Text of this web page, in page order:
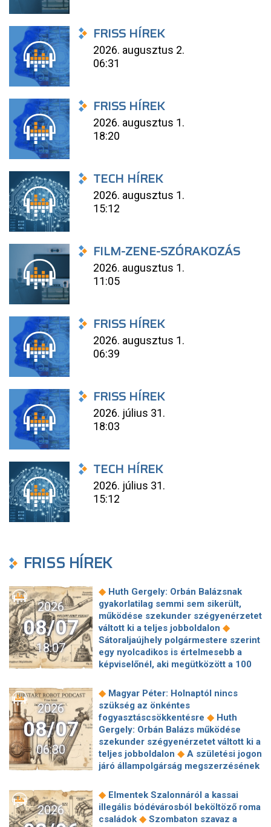
FRISS HÍREK
2026. augusztus 2.
06:31
FRISS HÍREK
2026. augusztus 1.
18:20
TECH HÍREK
2026. augusztus 1.
15:12
FILM-ZENE-SZÓRAKOZÁS
2026. augusztus 1.
11:05
FRISS HÍREK
2026. augusztus 1.
06:39
FRISS HÍREK
2026. július 31.
18:03
TECH HÍREK
2026. július 31.
15:12
FRISS HÍREK
2026
08/07
18:07
◆ Huth Gergely: Orbán Balázsnak
gyakorlatilag semmi sem sikerült,
működése szekunder szégyenérzetet
váltott ki a teljes jobboldalon ◆
Sátoraljaújhely polgármestere szerint
egy nyolcadikos is értelmesebb a
képviselőnél, aki megütközött a 100
hírszerzés szerint Putyin pár éven
belül megtámadhat egy NATO-
tagállamot ◆ Vitézy Dávid
elmagyarázta, miért Mészárosék
cége nyerte a közbeszerzést
sínhegesztésre◆ Nagy cégek
segítségét kéri Szolnok
polgármestere a 400 kirúgott
mozgolódás a Legfőbb Ügyészségen,
többen kerülnek új pozícióba◆Tarr
Zoltán: Zajlik a közmédia átvilágítása
2026
08/07
06:30
◆ Magyar Péter: Holnaptól nincs
szükség az önkéntes
fogyasztáscsökkentésre ◆ Huth
Gergely: Orbán Balázs működése
szekunder szégyenérzetet váltott ki a
teljes jobboldalon ◆ A születési jogon
járó állampolgárság megszerzésének
Donald Trump
◆ „Kevésen múlt a
katasztrófa” – szintet léphetett az
orosz hibrid hadviselés ◆
2026
◆ Elmentek Szalonnáról a kassai
illegális bódévárosból beköltöző roma
családok ◆ Szombaton szavaz a